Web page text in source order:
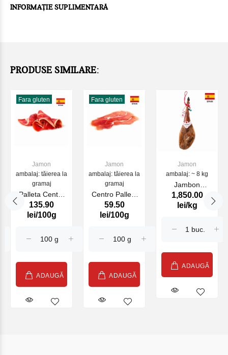
INFORMAȚIE SUPLIMENTARĂ
PRODUSE SIMILARE:
Fara gluten
Jamon
ambalaj: tăierea la
gramaj
Palleta Centro
Iberica 50%
dezosata,
135.90
lei/100g
ADAUGĂ
Fara gluten
Jamon
ambalaj: tăierea la
gramaj
Centro Palleta
(Jamon) Gran
Reserva Seron
59.50
lei/100g
ADAUGĂ
Jamon
ambalaj: ~ 8 kg
Jambon
INTREG Belotta
100% Iberico ,
Oro (indicat
1,850.00
lei/kg
ADAUGĂ